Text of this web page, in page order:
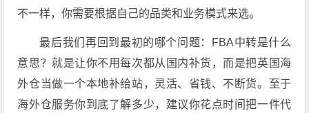
不一样，你需要根据自己的品类和业务模式来选。
最后我们再回到最初的哪个问题：FBA中转是什么
意思？就是让你不用每次都从国内补货，而是把英国海
外仓当做一个本地补给站，灵活、省钱、不断货。至于
海外仓服务你到底了解多少，建议你花点时间把一件代